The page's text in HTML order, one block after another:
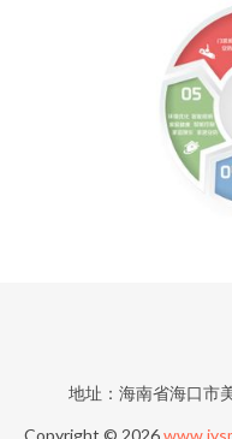
地址：海南省海口市
Copyright © 2026